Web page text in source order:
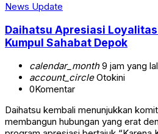
News Update
Daihatsu Apresiasi
Kumpul Sahabat Depok
calendar_month9 jam yang
account_circleOtokini
0Komentar
Daihatsu kembali menunjukkan
membangun hubungan yang erat